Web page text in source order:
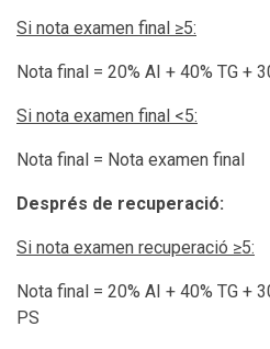
Si nota examen final ≥5:
Nota final = 20% AI + 40% TG +
Si nota examen final <5:
Nota final = Nota examen final
Després de recuperació:
Si nota examen recuperació ≥5:
Nota final = 20% AI + 40% TG +
PS